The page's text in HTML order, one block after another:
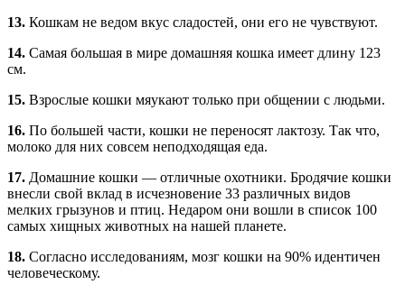
13. Кошкам не ведом вкус сладостей, они его не чувствуют.
14. Самая большая в мире домашняя кошка имеет длину 123
см.
15. Взрослые кошки мяукают только при общении с людьми.
16. По большей части, кошки не переносят лактозу. Так что,
молоко для них совсем неподходящая еда.
17. Домашние кошки — отличные охотники. Бродячие кошки
внесли свой вклад в исчезновение 33 различных видов
мелких грызунов и птиц. Недаром они вошли в список 100
самых хищных животных на нашей планете.
18. Согласно исследованиям, мозг кошки на 90% идентичен
человеческому.